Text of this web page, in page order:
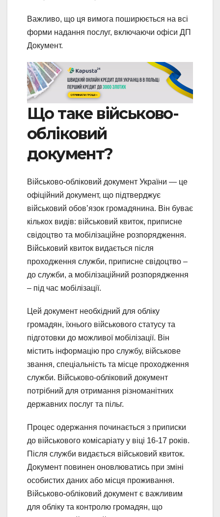
Важливо, що ця вимога поширюється на всі
форми надання послуг, включаючи офіси ДП
Документ.
Що таке військово-
обліковий
документ?
Військово-обліковий документ України — це
офіційний документ, що підтверджує
військовий обов’язок громадянина. Він буває
кількох видів: військовий квиток, приписне
свідоцтво та мобілізаційне розпорядження.
Військовий квиток видається після
проходження служби, приписне свідоцтво –
до служби, а мобілізаційний розпорядження
– під час мобілізації.
Цей документ необхідний для обліку
громадян, їхнього військового статусу та
підготовки до можливої ​​мобілізації. Він
містить інформацію про службу, військове
звання, спеціальність та місце проходження
служби. Військово-обліковий документ
потрібний для отримання різноманітних
державних послуг та пільг.
Процес одержання починається з приписки
до військового комісаріату у віці 16-17 років.
Після служби видається військовий квиток.
Документ повинен оновлюватись при зміні
особистих даних або місця проживання.
Військово-обліковий документ є важливим
для обліку та контролю громадян, що